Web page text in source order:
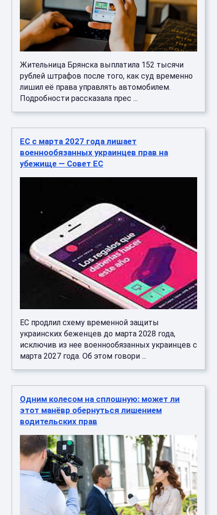
Жительница Брянска выплатила 152 тысячи
рублей штрафов после того, как суд временно
лишил её права управлять автомобилем.
Подробности рассказала прес ...
ЕС с марта 2027 года лишает
военнообязанных украинцев прав на
убежище — Совет ЕС
ЕС продлил схему временной защиты
украинских беженцев до марта 2028 года,
исключив из нее военнообязанных украинцев с
марта 2027 года. Об этом говори ...
Одним колесом на сплошную: может ли
этот манёвр обернуться лишением
водительских прав